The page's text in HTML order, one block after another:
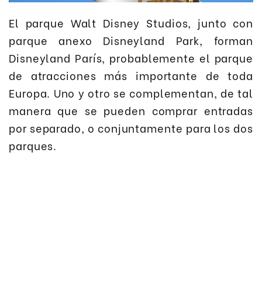
El parque Walt Disney Studios, junto con
parque anexo Disneyland Park, forman
Disneyland París, probablemente el parque
de atracciones más importante de toda
Europa. Uno y otro se complementan, de tal
manera que se pueden comprar entradas
por separado, o conjuntamente para los dos
parques.